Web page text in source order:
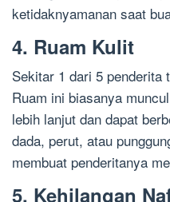
ketidaknyamanan saat
4. Ruam Kulit
Sekitar 1 dari 5 penderita
Ruam ini biasanya
lebih lanjut dan dapat
dada, perut, atau
membuat penderitanya
5. Kehilangan